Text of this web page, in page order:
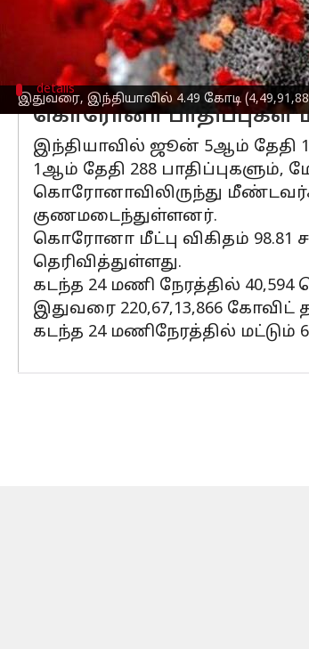
இதுவரை, இந்தியாவில் 4.49 கோடி
கேரளா, தமிழ்நாடு மற்றும்
details
கொரோனா பாதிப்புகள்
இந்தியாவில் ஜூன் 5ஆம் தேதி
1ஆம் தேதி 288 பாதிப்புகளும்,
கொரோனாவிலிருந்து
குணமடைந்துள்ளனர்.
கொரோனா மீட்பு விகிதம் 98.81
தெரிவித்துள்ளது.
கடந்த 24 மணி நேரத்தில்
இதுவரை 220,67,13,866
கடந்த 24 மணிநேரத்தில் மட்டும்